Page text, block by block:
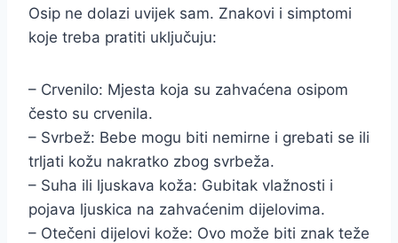
Osip ne dolazi uvijek sam. Znakovi i simptomi
koje treba pratiti uključuju:
– Crvenilo: Mjesta koja su zahvaćena osipom
često su crvenila.
– Svrbež: Bebe mogu biti nemirne i grebati se ili
trljati kožu nakratko zbog svrbeža.
– Suha ili ljuskava koža: Gubitak vlažnosti i
pojava ljuskica na zahvaćenim dijelovima.
– Otečeni dijelovi kože: Ovo može biti znak teže